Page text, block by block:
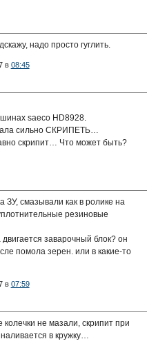
надо просто гуглить.
в 08:45
saeco HD8928.
сильно СКРИПЕТЬ…
скрипит… Что может быть?
ЗУ, смазывали как в ролике на
резиновые
двигается заварочный блок? он
помола зерен. или в какие-то
в 07:59
не мазали, скрипит при
в кружку…